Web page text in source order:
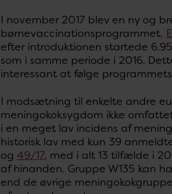
I november 2017 blev en ny og
børnevaccinationsprogrammet,
efter introduktionen startede
som i samme periode i 2016.
interessant at følge
I modsætning til enkelte andre
meningokoksygdom ikke
i en meget lav incidens af
historisk lav med kun 39
og49/17, med i alt 13 tilfælde i
af hinanden. Gruppe W135 kan
end de øvrige